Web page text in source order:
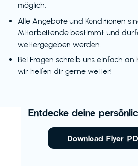
möglich.
Alle Angebote und Konditionen
Mitarbeitende bestimmt und
weitergegeben werden.
Bei Fragen schreib uns einfach an
wir helfen dir gerne weiter!
Entdecke deine
Download Flyer